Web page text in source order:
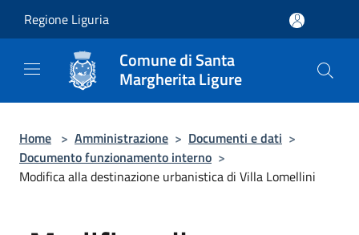
Regione Liguria
Comune di Santa
Margherita Ligure
Home > Amministrazione > Documenti e dati >
Documento funzionamento interno >
Modifica alla destinazione urbanistica di Villa Lomellini